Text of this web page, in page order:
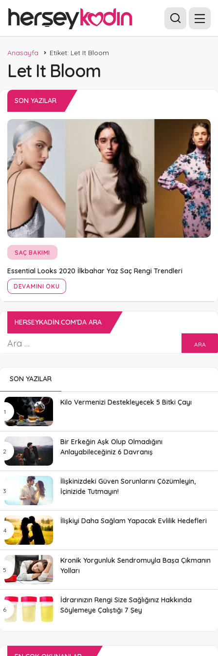
Anasayfa Etiket: Let It Bloom
Let It Bloom
SON YAZILAR
SAÇ BAKIMI
Essential Looks 2020 İlkbahar Yaz Saç Rengi Trendleri
DEVAMINI OKU
HERSEYKADIN.COM’DA ARA
SON YAZILAR
Kilo Vermenizi Destekleyecek 5 Bitki Çayı
Bir Erkeğin Aşk Olup Olmadığını
Anlayabileceğiniz 6 Davranış
İlişkinizdeki Güven Sorunlarını Çözümleyin,
İçinizide Tutmayın!
İlişkiyi Daha Sağlam Yapacak Evlilik Hedefleri
Kronik Yorgunluk Sendromuyla Başa Çıkmanın
Yolları
İdrarınızın Rengi Size Sağlığınız Hakkında
Söylemeye Çalıştığı 7 Şey